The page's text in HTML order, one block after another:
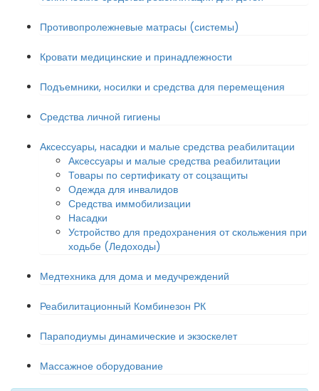
Противопролежневые матрасы (системы)
Кровати медицинские и принадлежности
Подъемники, носилки и средства для перемещения
Средства личной гигиены
Аксессуары, насадки и малые средства реабилитации
Аксессуары и малые средства реабилитации
Товары по сертификату от соцзащиты
Одежда для инвалидов
Средства иммобилизации
Насадки
Устройство для предохранения от скольжения при
ходьбе (Ледоходы)
Медтехника для дома и медучреждений
Реабилитационный Комбинезон РК
Параподиумы динамические и экзоскелет
Массажное оборудование